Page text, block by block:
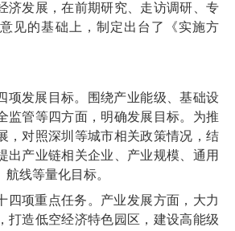
济发展，在前期研究、走访调研、专
见的基础上，制定出台了《实施方
项发展目标。围绕产业能级、基础设
监管等四方面，明确发展目标。为推
，对照深圳等城市相关政策情况，结
出产业链相关企业、产业规模、通用
线等量化目标。
四项重点任务。产业发展方面，大力
打造低空经济特色园区，建设高能级